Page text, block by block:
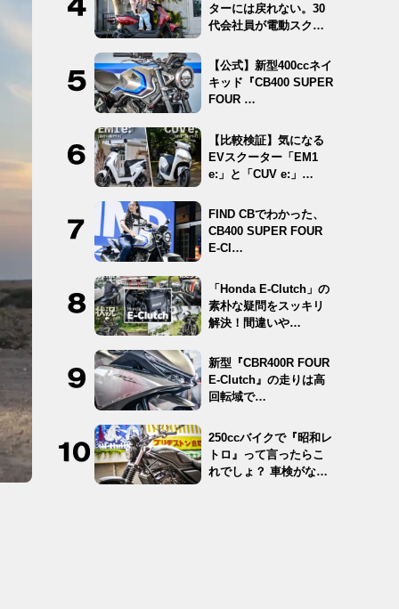
ターには戻れない。30
代会社員が電動スクー
【公式】新型400ccネイ
キッド『CB400 SUPER
FOUR …
【比較検証】気になる
EVスクーター「EM1
e:」と「CUV e:」…
FIND CBでわかった、
CB400 SUPER FOUR
E-Cl…
「Honda E-Clutch」の
素朴な疑問をスッキリ
解決！間違いや…
新型『CBR400R FOUR
E-Clutch』の走りは高
回転域で…
250ccバイクで『昭和レ
トロ』って言ったらこ
れでしょ？ 車検がな